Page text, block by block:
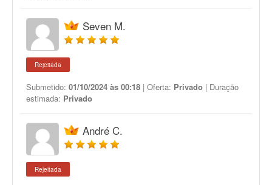
Seven M.
Rejeitada
Submetido: 01/10/2024 às 00:18 | Oferta: Privado | Duração
estimada: Privado
André C.
Rejeitada